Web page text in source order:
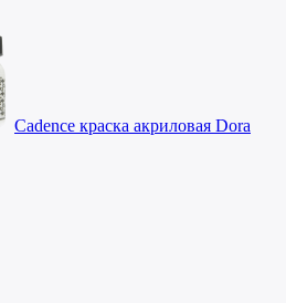
Cadence краска акриловая Dora